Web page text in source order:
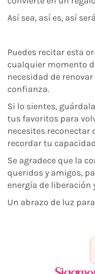
Así sea, así es, así
Puedes recitar esta
cualquier momento
necesidad de
confianza.
Si lo sientes,
tus favoritos para
necesites reconectar
recordar tu
Se agradece que la
queridos y amigos,
energía de liberación
Un abrazo de luz